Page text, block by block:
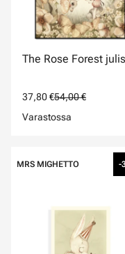
The Rose Forest
37,80 €54,00 €
Varastossa
MRS MIGHETTO -